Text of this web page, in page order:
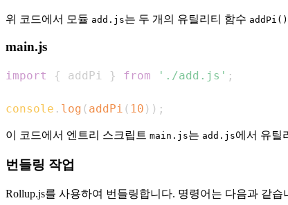
위 코드에서 모듈 add.js는 두 개의 유틸리티 함수 addPi()
main.js
import { addPi } from './add.js' ;
console . log ( addPi ( 10 ) ) ;
이 코드에서 엔트리 스크립트 main.js는 add.js에서 유틸
번들링 작업
Rollup.js를 사용하여 번들링합니다. 명령어는 다음과 같습